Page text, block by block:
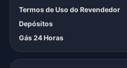
Termos de Uso do Revendedor
Depósitos
Gás 24 Horas